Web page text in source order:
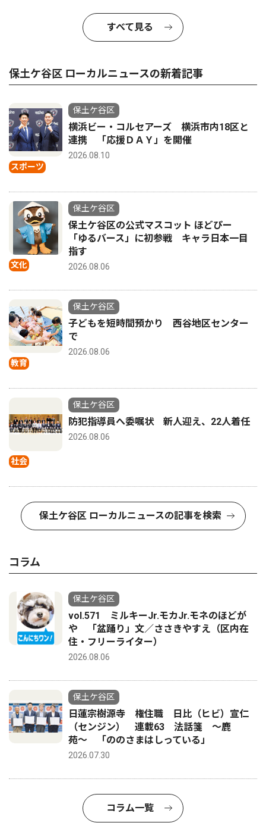
すべて見る
保土ケ谷区 ローカルニュースの新着記事
スポーツ
保土ケ谷区
横浜ビー・コルセアーズ 横浜市内18区と
連携 「応援ＤＡＹ」を開催
2026.08.10
文化
保土ケ谷区
保土ケ谷区の公式マスコット ほどぴー
「ゆるバース」に初参戦 キャラ日本一目
指す
2026.08.06
教育
保土ケ谷区
子どもを短時間預かり 西谷地区センター
で
2026.08.06
社会
保土ケ谷区
防犯指導員へ委嘱状 新人迎え、22人着任
2026.08.06
保土ケ谷区 ローカルニュースの記事を検索
コラム
保土ケ谷区
vol.571 ミルキーJr.モカJr.モネのほどが
や 「盆踊り」文／ささきやすえ（区内在
住・フリーライター）
2026.08.06
保土ケ谷区
日蓮宗樹源寺 権住職 日比（ヒビ）宣仁
（センジン） 連載63 法話箋 〜鹿
苑〜 「ののさまはしっている」
2026.07.30
コラム一覧